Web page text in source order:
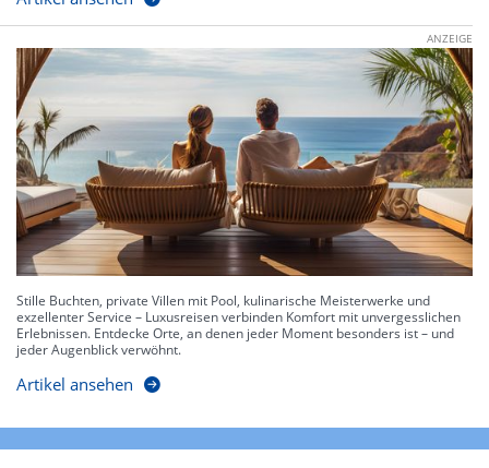
ANZEIGE
Stille Buchten, private Villen mit Pool, kulinarische Meisterwerke und
exzellenter Service – Luxusreisen verbinden Komfort mit unvergesslichen
Erlebnissen. Entdecke Orte, an denen jeder Moment besonders ist – und
jeder Augenblick verwöhnt.
Artikel ansehen